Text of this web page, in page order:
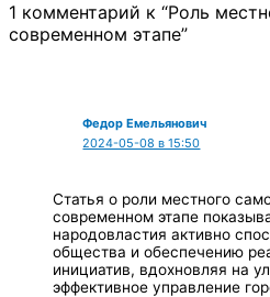
1 комментарий к “Роль
современном этапе”
Федор Емельянович
2024-05-08 в 15:50
Статья о роли местного
современном этапе
народовластия активно
общества и обеспечению
инициатив, вдохновляя на
эффективное управление